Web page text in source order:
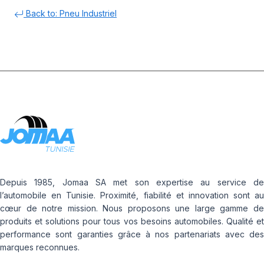
Back to: Pneu Industriel
Depuis 1985, Jomaa SA met son expertise au service de
l’automobile en Tunisie. Proximité, fiabilité et innovation sont au
cœur de notre mission. Nous proposons une large gamme de
produits et solutions pour tous vos besoins automobiles. Qualité et
performance sont garanties grâce à nos partenariats avec des
marques reconnues.